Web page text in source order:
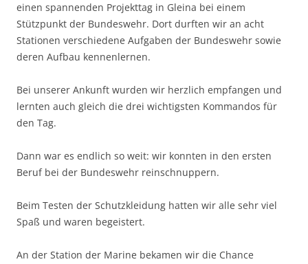
einen spannenden Projekttag in Gleina bei einem
Stützpunkt der Bundeswehr. Dort durften wir an acht
Stationen verschiedene Aufgaben der Bundeswehr sowie
deren Aufbau kennenlernen.
Bei unserer Ankunft wurden wir herzlich empfangen und
lernten auch gleich die drei wichtigsten Kommandos für
den Tag.
Dann war es endlich so weit: wir konnten in den ersten
Beruf bei der Bundeswehr reinschnuppern.
Beim Testen der Schutzkleidung hatten wir alle sehr viel
Spaß und waren begeistert.
An der Station der Marine bekamen wir die Chance